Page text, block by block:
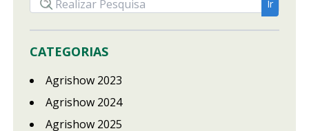
CATEGORIAS
Agrishow 2023
Agrishow 2024
Agrishow 2025